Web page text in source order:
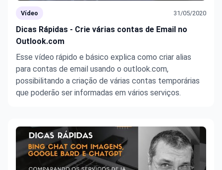
Vídeo 31/05/2020
Dicas Rápidas - Crie várias contas de Email no
Outlook.com
Esse vídeo rápido e básico explica como criar alias
para contas de email usando o outlook.com,
possibilitando a criação de várias contas temporárias
que poderão ser informadas em vários serviços.